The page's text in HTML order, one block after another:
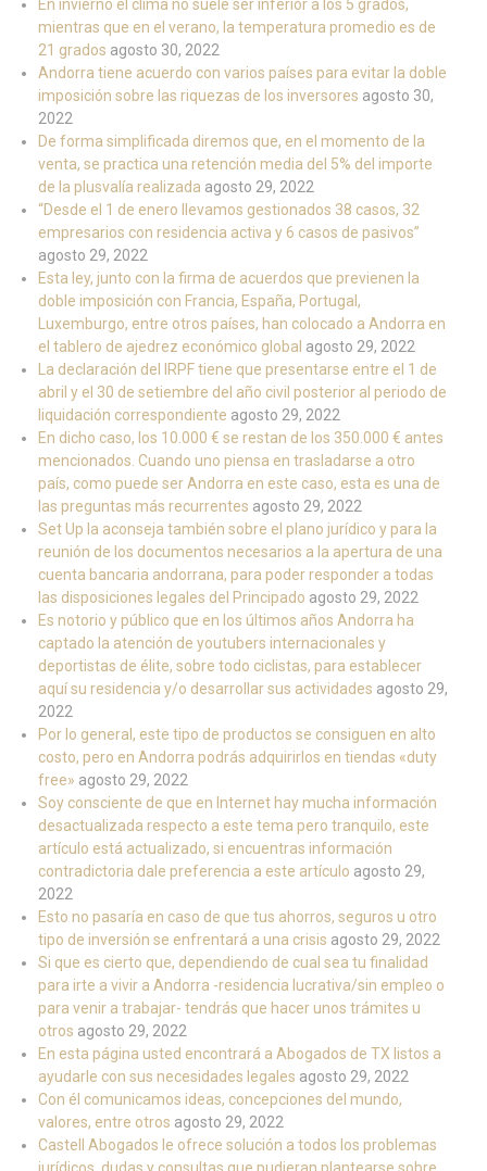
En invierno el clima no suele ser inferior a los 5 grados,
mientras que en el verano, la temperatura promedio es de
21 grados agosto 30, 2022
Andorra tiene acuerdo con varios países para evitar la doble
imposición sobre las riquezas de los inversores agosto 30,
2022
De forma simplificada diremos que, en el momento de la
venta, se practica una retención media del 5% del importe
de la plusvalía realizada agosto 29, 2022
“Desde el 1 de enero llevamos gestionados 38 casos, 32
empresarios con residencia activa y 6 casos de pasivos”
agosto 29, 2022
Esta ley, junto con la firma de acuerdos que previenen la
doble imposición con Francia, España, Portugal,
Luxemburgo, entre otros países, han colocado a Andorra en
el tablero de ajedrez económico global agosto 29, 2022
La declaración del IRPF tiene que presentarse entre el 1 de
abril y el 30 de setiembre del año civil posterior al periodo de
liquidación correspondiente agosto 29, 2022
En dicho caso, los 10.000 € se restan de los 350.000 € antes
mencionados. Cuando uno piensa en trasladarse a otro
país, como puede ser Andorra en este caso, esta es una de
las preguntas más recurrentes agosto 29, 2022
Set Up la aconseja también sobre el plano jurídico y para la
reunión de los documentos necesarios a la apertura de una
cuenta bancaria andorrana, para poder responder a todas
las disposiciones legales del Principado agosto 29, 2022
Es notorio y público que en los últimos años Andorra ha
captado la atención de youtubers internacionales y
deportistas de élite, sobre todo ciclistas, para establecer
aquí su residencia y/o desarrollar sus actividades agosto 29,
2022
Por lo general, este tipo de productos se consiguen en alto
costo, pero en Andorra podrás adquirirlos en tiendas «duty
free» agosto 29, 2022
Soy consciente de que en Internet hay mucha información
desactualizada respecto a este tema pero tranquilo, este
artículo está actualizado, si encuentras información
contradictoria dale preferencia a este artículo agosto 29,
2022
Esto no pasaría en caso de que tus ahorros, seguros u otro
tipo de inversión se enfrentará a una crisis agosto 29, 2022
Si que es cierto que, dependiendo de cual sea tu finalidad
para irte a vivir a Andorra -residencia lucrativa/sin empleo o
para venir a trabajar- tendrás que hacer unos trámites u
otros agosto 29, 2022
En esta página usted encontrará a Abogados de TX listos a
ayudarle con sus necesidades legales agosto 29, 2022
Con él comunicamos ideas, concepciones del mundo,
valores, entre otros agosto 29, 2022
Castell Abogados le ofrece solución a todos los problemas